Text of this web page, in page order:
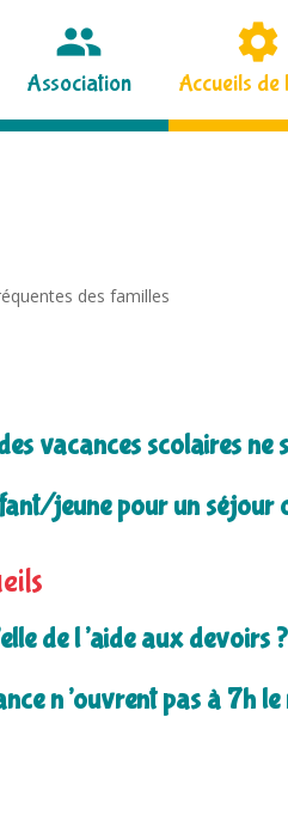
Association Accueils de
des familles
vacances scolaires ne
jeune pour un
de l’aide aux devoirs ?
n’ouvrent pas à 7h le